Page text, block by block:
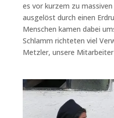
es vor kurzem zu
ausgelöst durch einen
Menschen kamen dabei
Schlamm richteten viel
Metzler, unsere